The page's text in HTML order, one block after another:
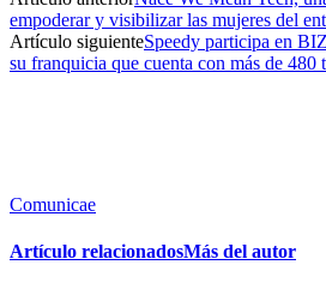
empoderar y visibilizar las mujeres del
Artículo siguienteSpeedy participa en
su franquicia que cuenta con más de 480
Comunicae
Artículo relacionadosMás del autor